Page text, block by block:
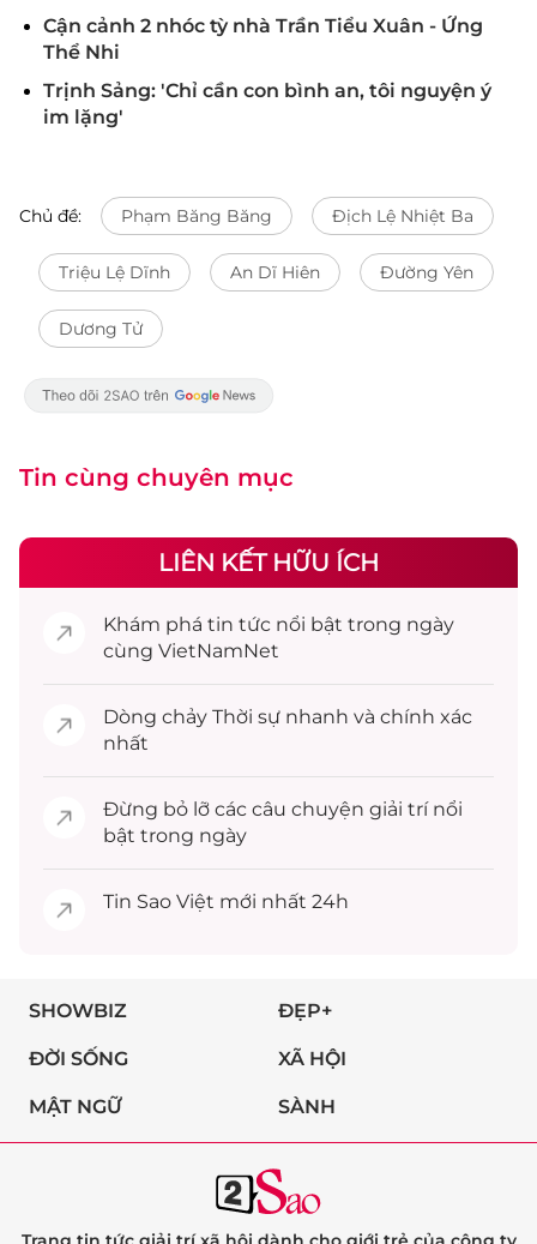
Cận cảnh 2 nhóc tỳ nhà Trần Tiểu Xuân - Ứng
Thể Nhi
Trịnh Sảng: 'Chỉ cần con bình an, tôi nguyện ý
im lặng'
Chủ đề: Phạm Băng Băng Địch Lệ Nhiệt Ba
Triệu Lệ Dĩnh An Dĩ Hiên Đường Yên
Dương Tử
Tin cùng chuyên mục
LIÊN KẾT HỮU ÍCH
Khám phá tin tức nổi bật trong ngày
cùng VietNamNet
Dòng chảy Thời sự nhanh và chính xác
nhất
Đừng bỏ lỡ các câu chuyện giải trínổi
bật trong ngày
Tin Sao Việt mới nhất 24h
SHOWBIZ ĐẸP+
ĐỜI SỐNG XÃ HỘI
MẬT NGỮ SÀNH